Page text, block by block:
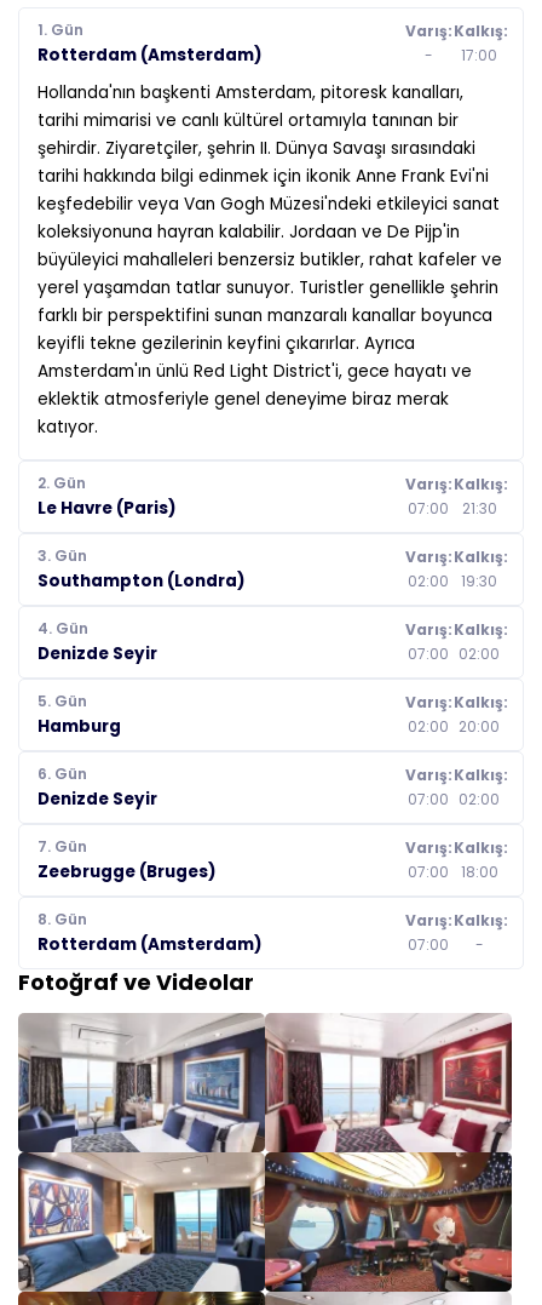
1. Gün
Rotterdam (Amsterdam)
Varış:
-
Kalkış:
17:00
Hollanda'nın başkenti Amsterdam, pitoresk kanalları,
tarihi mimarisi ve canlı kültürel ortamıyla tanınan bir
şehirdir. Ziyaretçiler, şehrin II. Dünya Savaşı sırasındaki
tarihi hakkında bilgi edinmek için ikonik Anne Frank Evi'ni
keşfedebilir veya Van Gogh Müzesi'ndeki etkileyici sanat
koleksiyonuna hayran kalabilir. Jordaan ve De Pijp'in
büyüleyici mahalleleri benzersiz butikler, rahat kafeler ve
yerel yaşamdan tatlar sunuyor. Turistler genellikle şehrin
farklı bir perspektifini sunan manzaralı kanallar boyunca
keyifli tekne gezilerinin keyfini çıkarırlar. Ayrıca
Amsterdam'ın ünlü Red Light District'i, gece hayatı ve
eklektik atmosferiyle genel deneyime biraz merak
katıyor.
2. Gün
Le Havre (Paris)
Varış:
07:00
Kalkış:
21:30
3. Gün
Southampton (Londra)
Varış:
02:00
Kalkış:
19:30
4. Gün
Denizde Seyir
Varış:
07:00
Kalkış:
02:00
5. Gün
Hamburg
Varış:
02:00
Kalkış:
20:00
6. Gün
Denizde Seyir
Varış:
07:00
Kalkış:
02:00
7. Gün
Zeebrugge (Bruges)
Varış:
07:00
Kalkış:
18:00
8. Gün
Rotterdam (Amsterdam)
Varış:
07:00
Kalkış:
-
Fotoğraf ve Videolar